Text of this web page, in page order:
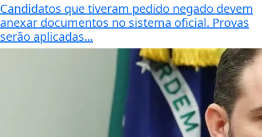
Candidatos que tiveram pedido negado devem
anexar documentos no sistema oficial. Provas
serão aplicadas...